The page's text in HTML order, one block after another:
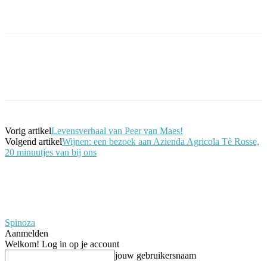
Vorig artikelLevensverhaal van Peer van Maes!
Volgend artikelWijnen: een bezoek aan Azienda Agricola Tè Rosse,
20 minuutjes van bij ons
Spinoza
Aanmelden
Welkom! Log in op je account
jouw gebruikersnaam